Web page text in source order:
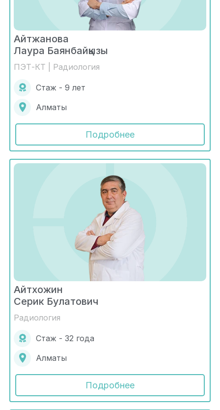
Айтжанова
Лаура Баянбайқызы
ПЭТ-КТ | Радиология
Стаж - 9 лет
Алматы
Подробнее
Айтхожин
Серик Булатович
Радиология
Стаж - 32 года
Алматы
Подробнее